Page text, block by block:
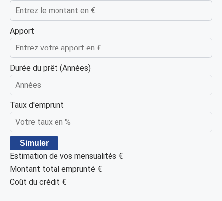
Apport
Durée du prêt (Années)
Taux d'emprunt
Simuler
Estimation de vos mensualités €
Montant total emprunté €
Coût du crédit €